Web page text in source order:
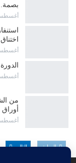
أغسطس - 6 -
أغسطس - 6
أغسطس - 6
من
أوراق
أغسطس - 5 -
السابق التالي